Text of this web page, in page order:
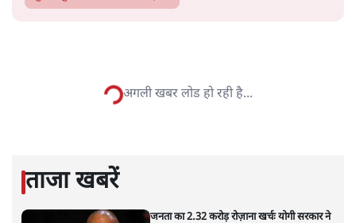
मुकेश कुमारकी और स्टोरी पढ़ें